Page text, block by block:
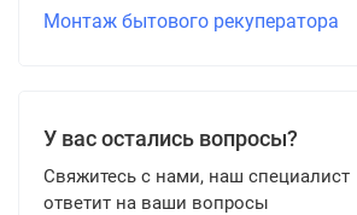
Монтаж бытового рекуператора
У вас остались вопросы?
Свяжитесь с нами, наш специалист
ответит на ваши вопросы